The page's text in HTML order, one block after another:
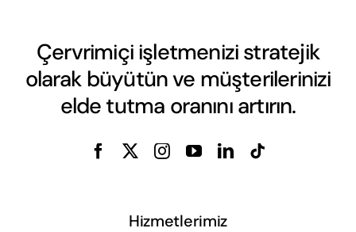
Çervrimiçi işletmenizi stratejik
olarak büyütün ve müşterilerinizi
elde tutma oranını artırın.
Hizmetlerimiz